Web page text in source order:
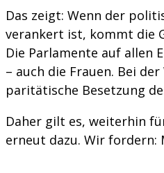
Das zeigt: Wenn der
verankert ist, kommt die
Die Parlamente auf allen
– auch die Frauen. Bei
paritätische Besetzung
Daher gilt es, weiterhin
erneut dazu. Wir fordern: